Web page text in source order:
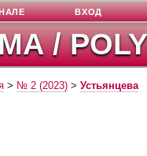
/
ВХОД
> № 2 (2023) >Устьянцева